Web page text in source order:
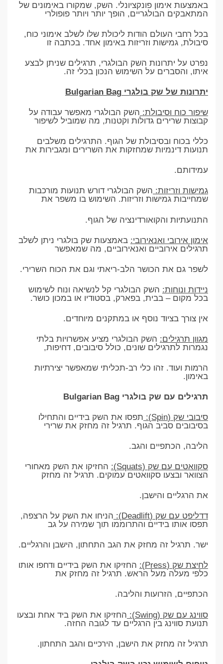
באמצעות אימון פונקציונלי. השק, שמקורו באימונים של
המתאבקים הבולגריים, הופך יותר ויותר פופולרי
בכל רחבי העולם הודות ליכולת שלו לשלב אימוני כוח,
סיבולת, גמישות וזריזות באימון אחד. בכתבה זו
נפרט על יתרונות השק הבולגרי, תרגילים שניתן לבצע
איתו, והסברים על השימוש הנכון בכלי זה.
יתרונות של שק בולגרי Bulgarian Bag
שיפור כוח וסיבולת: השק הבולגרי מאפשר עבודה על
קבוצות שרירים גדולות וקטנות, מה שמוביל לשיפור
כללי בכוח ובסיבולת של הגוף. התרגילים משלבים
תנועות דינמיות שמחזקות את השרירים ומגבירות את
עמידותם.
גמישות וזריזות: השק הבולגרי דורש תנועות מורכבות
שמחייבות גמישות וזריזות. השימוש בו משפר את
התנועתיות והקואורדינציה של הגוף.
אימון אירובי ואנאירובי: באמצעות שק בולגרי ניתן לשלב
תרגילים אירוביים ואנאירוביים, מה שמאפשר
לשפר גם את הכושר הלב-ריאתי וגם את הכוח השרירי.
ניידות ונוחות: השק הבולגרי קל לנשיאה ונוח לשימוש
בכל מקום – בבית, בפארק, בסטודיו או במכון כושר.
אין צורך בציוד נוסף או במתקנים מיוחדים.
מגוון תרגילים: השק הבולגרי מציע אפשרויות בלתי
נגמרות לתרגילים שונים, כולל סיבובים, דחיפות,
הרמות ועוד. זהו כלי רב-תכליתי שמאפשר יצירתיות
באימון.
תרגילים עם שק בולגרי Bulgarian Bag
סיבובי שק (Spin):
תפסו את השק בידיים והתחילו
בסיבובים סביב הגוף. תרגיל זה מחזק את שרירי
הליבה, הכתפיים והגב.
סקוואטים עם שק (Squats):
החזיקו את השק מאחורי
הצוואר ובצעו סקוואטים עמוקים. תרגיל זה מחזק
את הרגליים והישבן.
דדליפט עם שק (Deadlift):
הניחו את השק על הרצפה,
תפסו אותו בידיים והתרוממו תוך שמירה על גב
ישר. תרגיל זה מחזק את הגב התחתון, הישבן והרגליים.
לחיצת שק (Press):
החזיקו את השק בידיים ודחפו אותו
כלפי מעלה מעל הראש. תרגיל זה מחזק את
הכתפיים, הזרועות והליבה.
סווינג עם שק (Swing):
החזיקו את השק ביד אחת ובצעו
תנועת סווינג בין הרגליים עד לגובה החזה.
תרגיל זה מחזק את הישבן, הירכיים והגב התחתון.